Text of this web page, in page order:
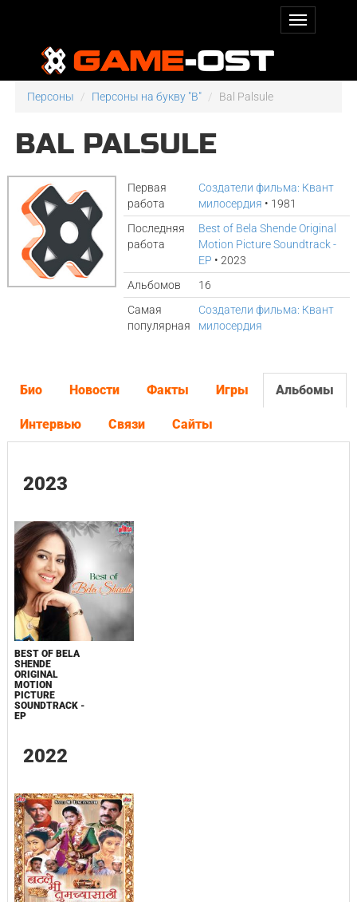
Персоны Персоны на букву "B" Bal Palsule
BAL PALSULE
Первая
работа
Создатели фильма: Квант
милосердия • 1981
Последняя
работа
Best of Bela Shende Original
Motion Picture Soundtrack -
EP • 2023
Альбомов
16
Самая
популярная
Создатели фильма: Квант
милосердия
Био Новости Факты Игры Альбомы
Интервью Связи Сайты
2023
BEST OF BELA
SHENDE
ORIGINAL
MOTION
PICTURE
SOUNDTRACK -
EP
2022